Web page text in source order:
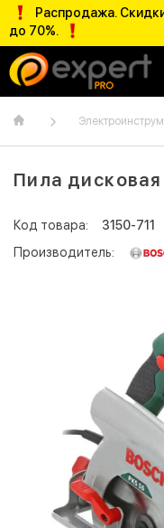
Распродажа.
до 70%.
Пила
Код товара:
3150-711
Производитель: